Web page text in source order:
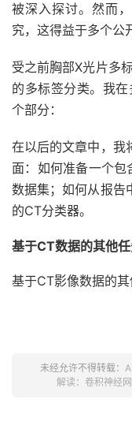
被深入探讨。然而
究，这得益于多个公
受之前胸部X光片多
的多标签分类。我
个部分：
在以后的文章中，我
面：如何准备一个
数据集；如何从报告
的CT分类器。
基于CT数据的其他
基于CT影像数据的其
未经允许不得转载：
解读：卷积神经